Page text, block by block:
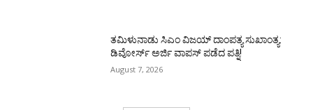
ತಮಿಳುನಾಡು ಸಿಎಂ ವಿಜಯ್‌ ದಾಂಪತ್ಯ ಸುಖಾಂತ್ಯ:
ಡಿವೋರ್ಸ್‌ ಅರ್ಜಿ ವಾಪಸ್‌ ಪಡೆದ ಪತ್ನಿ!
August 7, 2026